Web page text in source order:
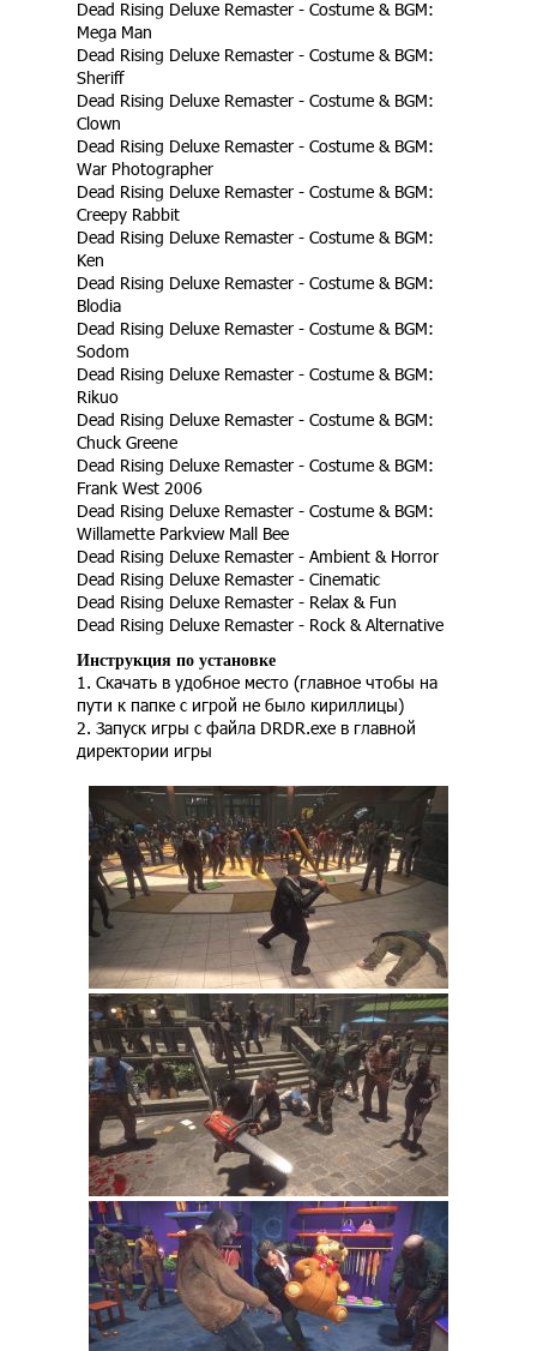
Dead Rising Deluxe Remaster - Costume & BGM:
Mega Man
Dead Rising Deluxe Remaster - Costume & BGM:
Sheriff
Dead Rising Deluxe Remaster - Costume & BGM:
Clown
Dead Rising Deluxe Remaster - Costume & BGM:
War Photographer
Dead Rising Deluxe Remaster - Costume & BGM:
Creepy Rabbit
Dead Rising Deluxe Remaster - Costume & BGM:
Ken
Dead Rising Deluxe Remaster - Costume & BGM:
Blodia
Dead Rising Deluxe Remaster - Costume & BGM:
Sodom
Dead Rising Deluxe Remaster - Costume & BGM:
Rikuo
Dead Rising Deluxe Remaster - Costume & BGM:
Chuck Greene
Dead Rising Deluxe Remaster - Costume & BGM:
Frank West 2006
Dead Rising Deluxe Remaster - Costume & BGM:
Willamette Parkview Mall Bee
Dead Rising Deluxe Remaster - Ambient & Horror
Dead Rising Deluxe Remaster - Cinematic
Dead Rising Deluxe Remaster - Relax & Fun
Dead Rising Deluxe Remaster - Rock & Alternative
Инструкция по установке
1. Скачать в удобное место (главное чтобы на
пути к папке с игрой не было кириллицы)
2. Запуск игры с файла DRDR.exe в главной
директории игры